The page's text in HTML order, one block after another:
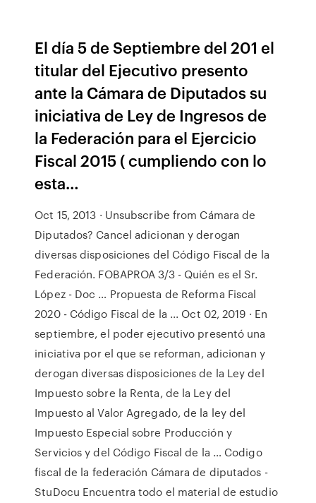
El día 5 de Septiembre del 201 el
titular del Ejecutivo presento
ante la Cámara de Diputados su
iniciativa de Ley de Ingresos de
la Federación para el Ejercicio
Fiscal 2015 ( cumpliendo con lo
esta…
Oct 15, 2013 · Unsubscribe from Cámara de
Diputados? Cancel adicionan y derogan
diversas disposiciones del Código Fiscal de la
Federación. FOBAPROA 3/3 - Quién es el Sr.
López - Doc … Propuesta de Reforma Fiscal
2020 - Código Fiscal de la ... Oct 02, 2019 · En
septiembre, el poder ejecutivo presentó una
iniciativa por el que se reforman, adicionan y
derogan diversas disposiciones de la Ley del
Impuesto sobre la Renta, de la Ley del
Impuesto al Valor Agregado, de la ley del
Impuesto Especial sobre Producción y
Servicios y del Código Fiscal de la … Codigo
fiscal de la federación Cámara de diputados -
StuDocu Encuentra todo el material de estudio